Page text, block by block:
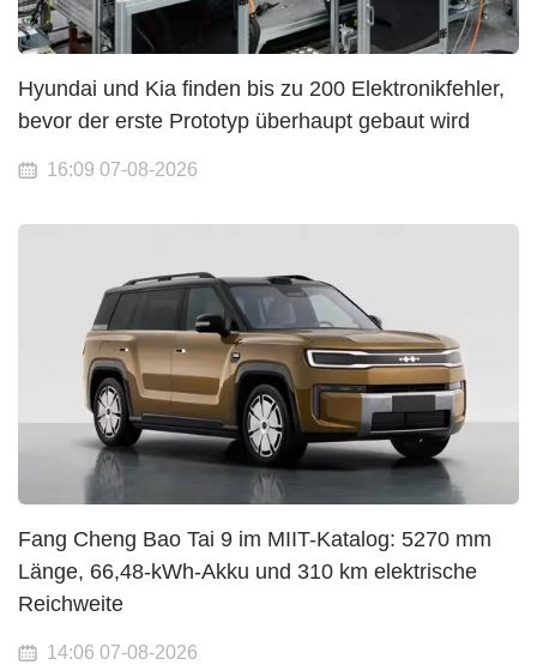
Hyundai und Kia finden bis zu 200 Elektronikfehler,
bevor der erste Prototyp überhaupt gebaut wird
16:09 07-08-2026
Fang Cheng Bao Tai 9 im MIIT-Katalog: 5270 mm
Länge, 66,48-kWh-Akku und 310 km elektrische
Reichweite
14:06 07-08-2026